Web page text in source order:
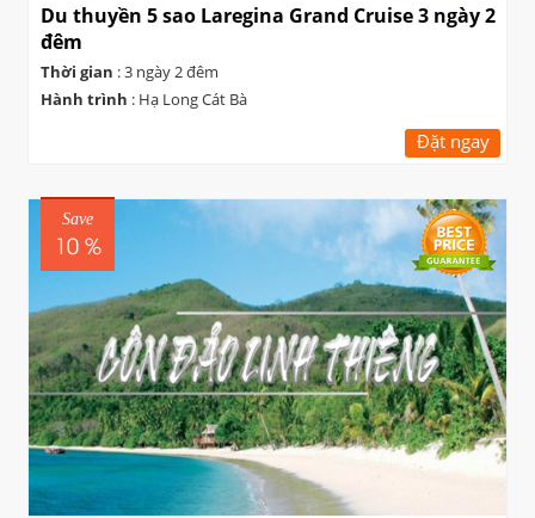
Du thuyền 5 sao Laregina Grand Cruise 3 ngày 2
đêm
Thời gian : 3 ngày 2 đêm
Hành trình : Hạ Long Cát Bà
Đặt ngay
Save
10 %